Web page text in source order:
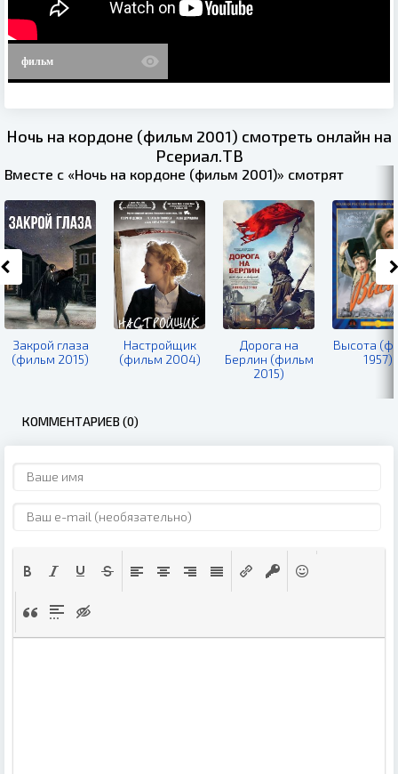
фильм
Ночь на кордоне (фильм 2001) смотреть онлайн на
Рсериал.ТВ
Вместе с «Ночь на кордоне (фильм 2001)» смотрят
Закрой глаза
(фильм 2015)
Настройщик
(фильм 2004)
Дорога на
Берлин (фильм
2015)
Высота
1957)
КОММЕНТАРИЕВ (0)